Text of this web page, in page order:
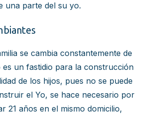
una parte del su yo.
se cambia constantemente de
es un fastidio para la construcción
de los hijos, pues no se puede
el Yo, se hace necesario por
21 años en el mismo domicilio,